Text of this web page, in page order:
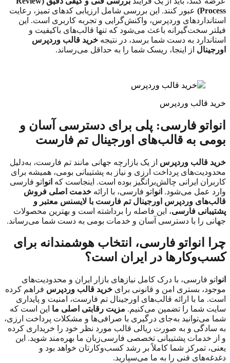
Process
) عبور کنند. این بررسی شامل ارزیابی کدهای تمیز، رعایت
استانداردهای وردپرس، واکنش‌گرایی و تجربه کاربری است. این
فیلتر سخت‌گیرانه باعث می‌شود که تنها قالب‌های باکیفیت و
استاندارد به دست شما برسد، در نتیجه خرید قالب وردپرس
اورجینال از اینجا، ریسک شما را به حداقل می‌رساند.
خرید قالب وردپرس
انواتو فارسی: پلی برای دسترسی آسان و
بومی به قالب‌های اورجینال تم فارست
خرید قالب وردپرس از یک بازارچه جهانی مانند تم فارست، به‌دلیل
محدودیت‌های پرداخت ارزی و نیاز به پشتیبانی بومی، همیشه برای
کاربران ایرانی چالش‌برانگیز بوده است. اینجاست که انو اتو فارسی
وارد عمل می‌شود. انو اتو فارسی، با ارائه خدمت اصلی فروش
قالب‌های وردپرس اورجینال تم فارست با لایسنس معتبر و
پشتیبانی فارسی، این فاصله را برداشته است و بهترین محصولات
جهانی را با دسترسی آسان و خدمات بومی به دست شما می‌رساند.
چرا انواتو فارسی، انتخاب هوشمندانه برای
کسب‌وکارها در ایران است؟
انو اتو فارسی، با درک کامل نیازهای بازار ایران و محدودیت‌های
موجود، بستری امن و قانونی برای خرید قالب وردپرس فراهم کرده
است. ما با ارائه قالب‌های اورجینال تم فارست، امنیت و پایداری
سایت شما را تضمین می‌کنیم. مزیت رقابتی اصلی ما این است که
شما می‌توانید به‌جای درگیری با صرافی‌ها و مشکلات پرداخت ارزی،
به سادگی و به صورت ریالی قالب مورد نظر خود را خریداری کرده
و از خدمات پشتیبانی تخصصی فارسی‌زبان ما بهره‌مند شوید. این
یعنی، تمرکز شما کاملاً بر رشد کسب‌وکارتان خواهد بود و
دغدغه‌های فنی را به ما می‌سپارید.